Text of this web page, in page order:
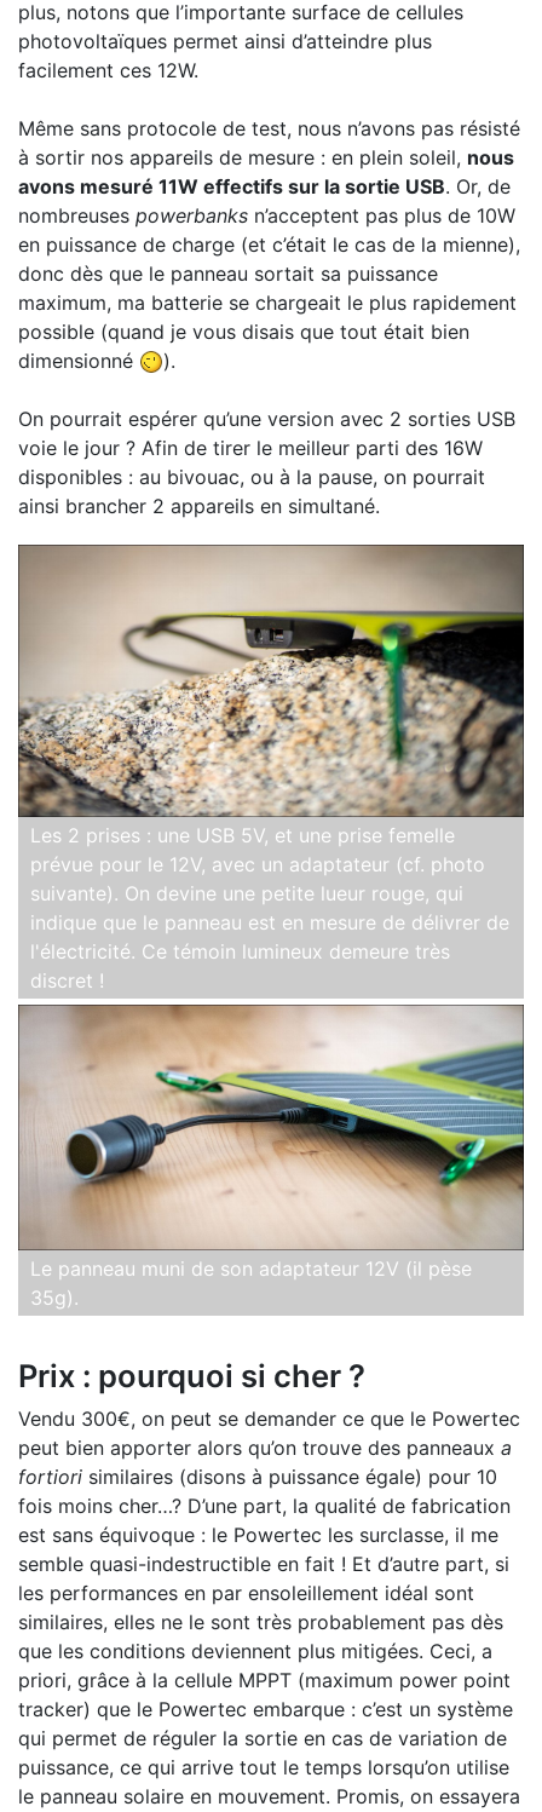
plus, notons que l’importante surface de cellules
photovoltaïques permet ainsi d’atteindre plus
facilement ces 12W.
Même sans protocole de test, nous n’avons pas résisté
à sortir nos appareils de mesure : en plein soleil, nous
avons mesuré 11W effectifs sur la sortie USB. Or, de
nombreuses powerbanks n’acceptent pas plus de 10W
en puissance de charge (et c’était le cas de la mienne),
donc dès que le panneau sortait sa puissance
maximum, ma batterie se chargeait le plus rapidement
possible (quand je vous disais que tout était bien
dimensionné
).
On pourrait espérer qu’une version avec 2 sorties USB
voie le jour ? Afin de tirer le meilleur parti des 16W
disponibles : au bivouac, ou à la pause, on pourrait
ainsi brancher 2 appareils en simultané.
Les 2 prises : une USB 5V, et une prise femelle
prévue pour le 12V, avec un adaptateur (cf. photo
suivante). On devine une petite lueur rouge, qui
indique que le panneau est en mesure de délivrer de
l'électricité. Ce témoin lumineux demeure très
discret !
Le panneau muni de son adaptateur 12V (il pèse
35g).
Prix : pourquoi si cher ?
Vendu 300€, on peut se demander ce que le Powertec
peut bien apporter alors qu’on trouve des panneaux a
fortiori similaires (disons à puissance égale) pour 10
fois moins cher…? D’une part, la qualité de fabrication
est sans équivoque : le Powertec les surclasse, il me
semble quasi-indestructible en fait ! Et d’autre part, si
les performances en par ensoleillement idéal sont
similaires, elles ne le sont très probablement pas dès
que les conditions deviennent plus mitigées. Ceci, a
priori, grâce à la cellule MPPT (maximum power point
tracker) que le Powertec embarque : c’est un système
qui permet de réguler la sortie en cas de variation de
puissance, ce qui arrive tout le temps lorsqu’on utilise
le panneau solaire en mouvement. Promis, on essayera